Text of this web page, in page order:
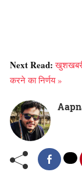
Next Read:
करने का निर्णय »